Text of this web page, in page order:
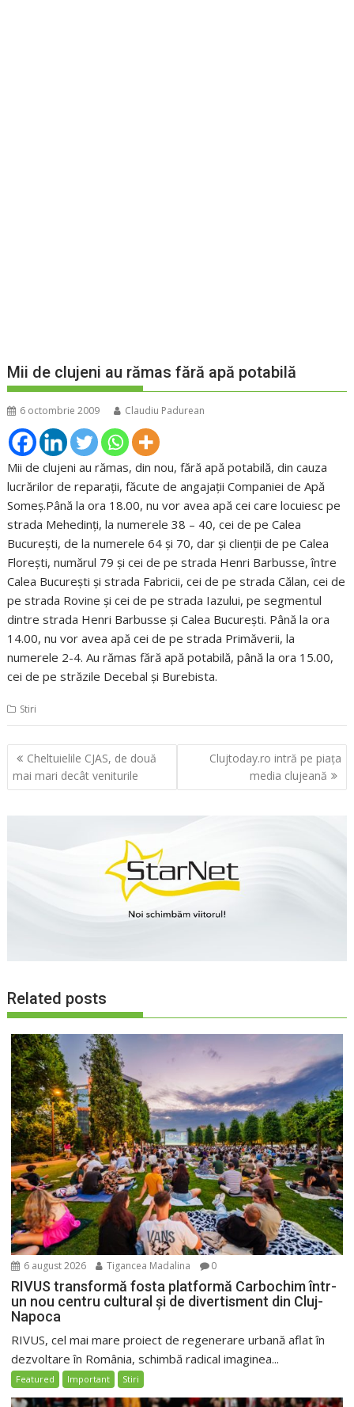
Mii de clujeni au rămas fără apă potabilă
6 octombrie 2009 Claudiu Padurean
Mii de clujeni au rămas, din nou, fără apă potabilă, din cauza
lucrărilor de reparaţii, făcute de angajaţii Companiei de Apă
Someş.Până la ora 18.00, nu vor avea apă cei care locuiesc pe
strada Mehedinţi, la numerele 38 – 40, cei de pe Calea
Bucureşti, de la numerele 64 şi 70, dar şi clienţii de pe Calea
Floreşti, numărul 79 şi cei de pe strada Henri Barbusse, între
Calea Bucureşti şi strada Fabricii, cei de pe strada Călan, cei de
pe strada Rovine şi cei de pe strada Iazului, pe segmentul
dintre strada Henri Barbusse şi Calea Bucureşti. Până la ora
14.00, nu vor avea apă cei de pe strada Primăverii, la
numerele 2-4. Au rămas fără apă potabilă, până la ora 15.00,
cei de pe străzile Decebal şi Burebista.
Stiri
Navigare
în
articole
Cheltuielile CJAS, de două
mai mari decât veniturile
Clujtoday.ro intră pe piaţa
media clujeană
Related posts
6 august 2026 Tigancea Madalina 0
RIVUS transformă fosta platformă Carbochim într-
un nou centru cultural și de divertisment din Cluj-
Napoca
RIVUS, cel mai mare proiect de regenerare urbană aflat în
dezvoltare în România, schimbă radical imaginea...
Featured Important Stiri